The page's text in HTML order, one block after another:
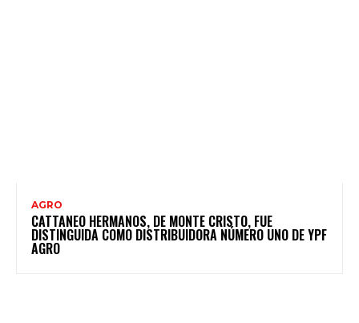
AGRO
CATTANEO HERMANOS, DE MONTE CRISTO, FUE
DISTINGUIDA COMO DISTRIBUIDORA NÚMERO UNO DE YPF
AGRO